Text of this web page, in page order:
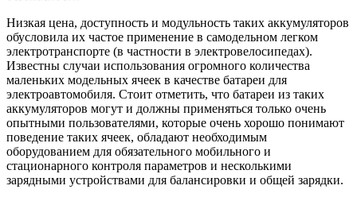
Низкая цена, доступность и модульность таких аккумуляторов
обусловила их частое применение в самодельном легком
электротранспорте (в частности в электровелосипедах).
Известны случаи использования огромного количества
маленьких модельных ячеек в качестве батареи для
электроавтомобиля. Стоит отметить, что батареи из таких
аккумуляторов могут и должны применяться только очень
опытными пользователями, которые очень хорошо понимают
поведение таких ячеек, обладают необходимым
оборудованием для обязательного мобильного и
стационарного контроля параметров и несколькими
зарядными устройствами для балансировки и общей зарядки.